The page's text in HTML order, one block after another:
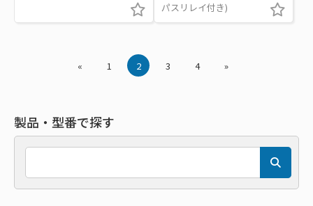
パスリレイ付き)
« 1 2 3 4 »
製品・型番で探す